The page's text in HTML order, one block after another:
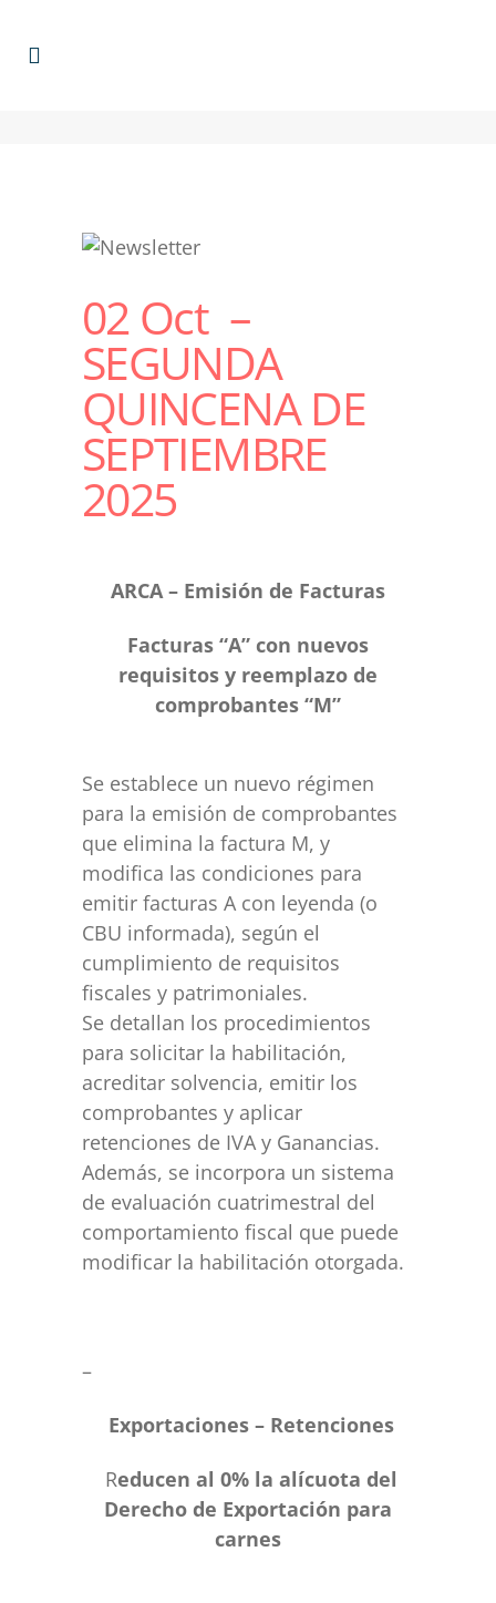
02 Oct–
SEGUNDA
QUINCENA DE
SEPTIEMBRE
2025
ARCA – Emisión de Facturas
Facturas “A” con nuevos
requisitos y reemplazo de
comprobantes “M”
Se establece un nuevo régimen
para la emisión de comprobantes
que elimina la factura M, y
modifica las condiciones para
emitir facturas A con leyenda (o
CBU informada), según el
cumplimiento de requisitos
fiscales y patrimoniales.
Se detallan los procedimientos
para solicitar la habilitación,
acreditar solvencia, emitir los
comprobantes y aplicar
retenciones de IVA y Ganancias.
Además, se incorpora un sistema
de evaluación cuatrimestral del
comportamiento fiscal que puede
modificar la habilitación otorgada.
–
Exportaciones – Retenciones
Reducen al 0% la alícuota del
Derecho de Exportación para
carnes